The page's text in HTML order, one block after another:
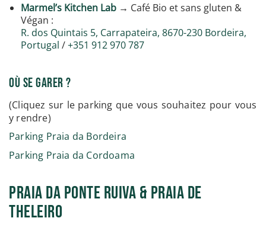
Marmel’s Kitchen Lab → Café Bio et sans gluten &
Végan :
R. dos Quintais 5, Carrapateira, 8670-230 Bordeira,
Portugal /+351 912 970 787
Où se garer ?
(Cliquez sur le parking que vous souhaitez pour vous
y rendre)
Parking Praia da Bordeira
Parking Praia da Cordoama
Praia da Ponte Ruiva & Praia de
Theleiro